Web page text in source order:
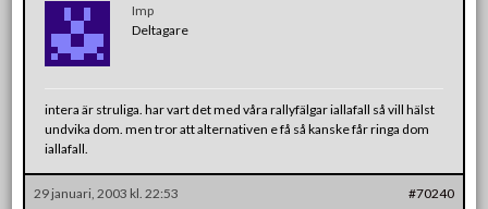
Imp
Deltagare
intera är struliga. har vart det med våra rallyfälgar iallafall så vill hälst
undvika dom. men tror att alternativen e få så kanske får ringa dom
iallafall.
29 januari, 2003 kl. 22:53 #70240